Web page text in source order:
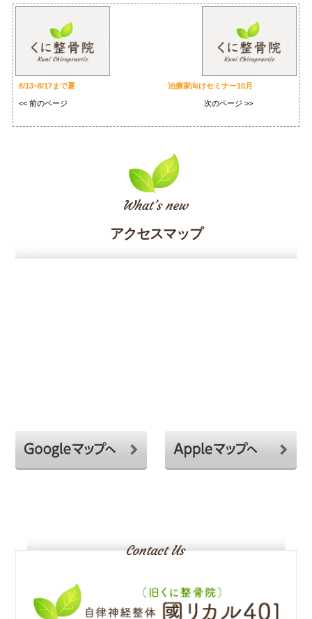
8/13~8/17まで夏
<< 前のページ
治療家向けセミナー10月
次のページ >>
アクセスマップ